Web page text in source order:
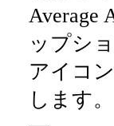
Average
ップシ
アイコ
します。